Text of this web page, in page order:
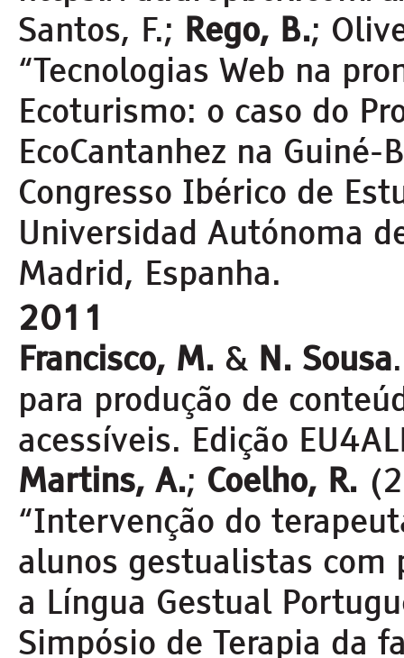
Santos, F.; Rego, B.;
“Tecnologias Web na
Ecoturismo: o caso do
EcoCantanhez na Guiné-
Congresso Ibérico de
Universidad Autónoma
Madrid, Espanha.
2011
Francisco, M. & N. Sousa
para produção de
acessíveis. Edição
Martins, A.; Coelho, R.
“Intervenção do
alunos gestualistas com
a Língua Gestual
Simpósio de Terapia da